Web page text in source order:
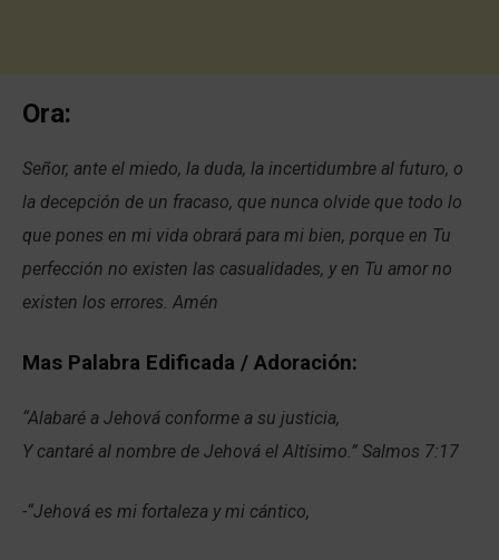
Ora:
Señor, ante el miedo, la duda, la incertidumbre al futuro, o
la decepción de un fracaso, que nunca olvide que todo lo
que pones en mi vida obrará para mi bien, porque en Tu
perfección no existen las casualidades, y en Tu amor no
existen los errores. Amén
Mas Palabra Edificada / Adoración:
“Alabaré a Jehová conforme a su justicia,
Y cantaré al nombre de Jehová el Altísimo.” Salmos 7:17
-“Jehová es mi fortaleza y mi cántico,